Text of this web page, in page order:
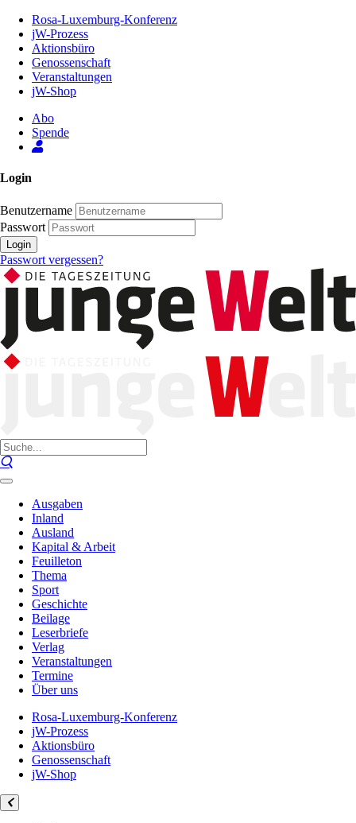
Inhalt
Seite
Rosa-Luxemburg-Konferenz
jW-Prozess
Aktionsbüro
Genossenschaft
Veranstaltungen
jW-Shop
Abo
Spende
Login
Benutzername
Passwort
Login
Passwort vergessen?
Ausgaben
Inland
Ausland
Kapital & Arbeit
Feuilleton
Thema
Sport
Geschichte
Beilage
Leserbriefe
Verlag
Veranstaltungen
Termine
Über uns
Rosa-Luxemburg-Konferenz
jW-Prozess
Aktionsbüro
Genossenschaft
jW-Shop